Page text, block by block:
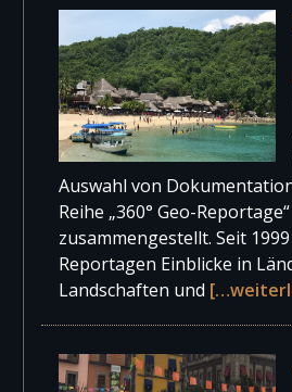
Auswahl von
Reihe „360° Geo-Reportage“
zusammengestellt. Seit
Reportagen Einblicke in
Landschaften und